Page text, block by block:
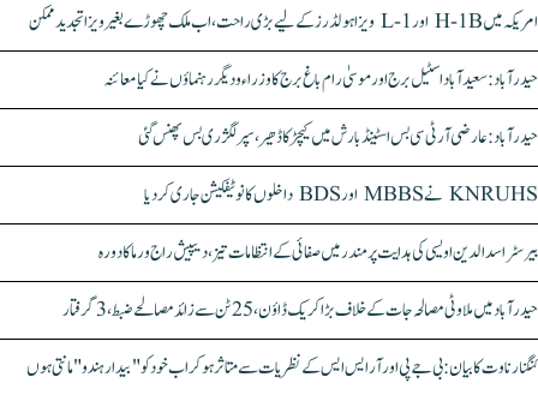
امریکہ میں H-1B اور L-1 ویزا ہولڈرز کے لیے بڑی راحت، اب ملک چھوڑے بغیر ویزا تجدید ممکن
حیدرآباد: سعیدآباد اسٹیل برج اور موسیٰ رام باغ برج کا وزراء و دیگر رہنماؤں نے کیا معائنہ
حیدرآباد: عارضی آر ٹی سی بس اسٹینڈ بارش میں کیچڑ کا ڈھیر، سپر لگژری بس پھنس گئی
KNRUHS نے MBBS اور BDS داخلوں کا نوٹیفکیشن جاری کر دیا
بیرسٹر اسدالدین اویسی کی ہدایت پر مندر میں صفائی کے انتظامات تیز، دیپیش راج ورما کا دورہ
حیدرآباد میں ملاوٹی مصالحہ جات کے خلاف بڑا کریک ڈاؤن، 25 ٹن سے زائد مصالحے ضبط، 3 گرفتار
کنگنا رناوت کا بیان: بی جے پی اور آر ایس ایس کے نظریات سے متاثر ہو کر اب خود کو "بیدار ہندو" مانتی ہوں